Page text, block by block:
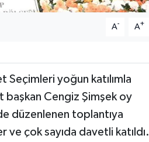
A- A+
yoğun katılımla
Cengiz Şimşek oy
düzenlenen toplantıya
çok sayıda davetli katıldı.